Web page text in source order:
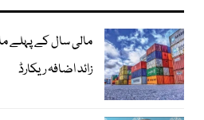
زائد اضافہ ریکارڈ